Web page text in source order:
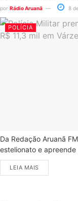
por Rádio Aruanã 8
POLÍCIA
Da Redação Aruanã
estelionato e apreende
LEIA MAIS